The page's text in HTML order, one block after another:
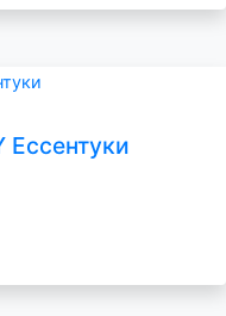
Ессентуки